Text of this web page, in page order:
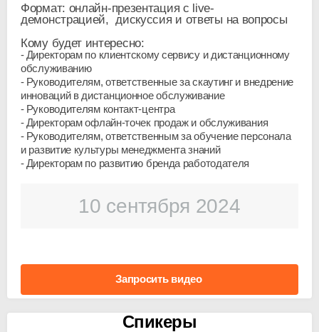
Формат: онлайн-презентация c live-
демонстрацией, дискуссия и ответы на вопросы
Кому будет интересно:
Директорам по клиентскому сервису и дистанционному
обслуживанию
Руководителям, ответственные за скаутинг и внедрение
инноваций в дистанционное обслуживание
Руководителям контакт-центра
Директорамофлайн-точекпродаж и обслуживания
Руководителям, ответственным за обучение персонала
и развитие культуры менеджмента знаний
Директорам по развитию бренда работодателя
10 сентября 2024
Запросить видео
Спикеры